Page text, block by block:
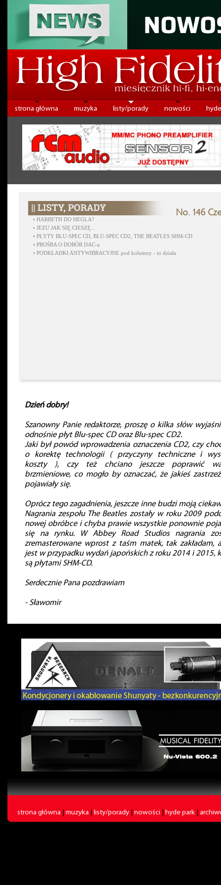
strona główna muzyka listy/porady nowości
No. 146
• HARBETH DO HEGLA?
• JEZU JAK SIĘ CIESZĘ...
• PŁYTY BLU-SPEC CD, BLU-SPEC CD2, THE BEATLES SHM-CD
• PROŚBA O DOBÓR DAC-a
• PODKŁADKI ANTYWIBRACYJNE pod kolumny - to działa
Dzień dobry!
Szanowny Panie redaktorze, proszę o kilka słów
odnośnie płyt Blu-spec CD oraz Blu-spec CD2.
Jaki był powód wprowadzenia oznaczenia CD2, czy
o korektę technologii ( przyczyny techniczne i
koszty ), czy też chciano jeszcze poprawić
brzmieniowe, co mogło by oznaczać, że jakieś
pojawiały się.
Oprócz tego zagadnienia, jeszcze inne budzi moją
Nagrania zespołu The Beatles zostały w roku 2009
nowej obróbce i chyba prawie wszystkie ponownie
się na rynku. W Abbey Road Studios nagrania
zremasterowane wprost z taśm matek, tak zakładam,
jest w przypadku wydań japońskich z roku 2014 i 2015,
są płytami SHM-CD.
Serdecznie Pana pozdrawiam
- Sławomir
strona główna muzyka listy/porady nowości hyde park